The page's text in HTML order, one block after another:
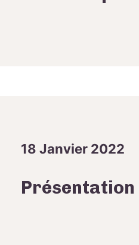
18 Janvier 2022
Présentation